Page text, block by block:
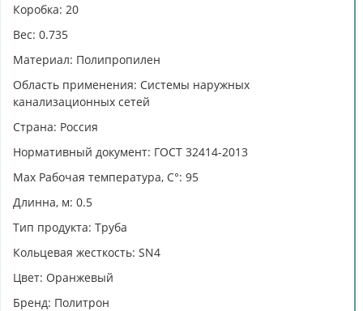
Коробка: 20
Вес: 0.735
Материал: Полипропилен
Область применения: Системы наружных
канализационных сетей
Страна: Россия
Нормативный документ: ГОСТ 32414-2013
Max Рабочая температура, C°: 95
Длинна, м: 0.5
Тип продукта: Труба
Кольцевая жесткость: SN4
Цвет: Оранжевый
Бренд: Политрон